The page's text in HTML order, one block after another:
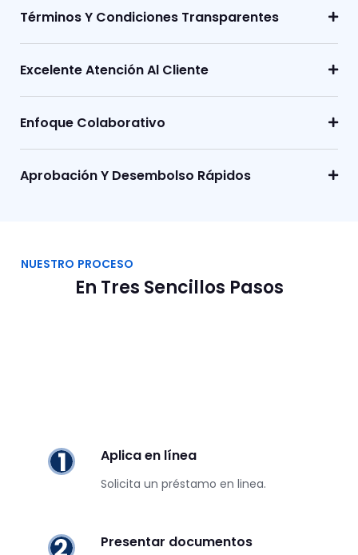
Términos Y Condiciones Transparentes
Excelente Atención Al Cliente
Enfoque Colaborativo
Aprobación Y Desembolso Rápidos
NUESTRO PROCESO
En Tres Sencillos Pasos
Aplica en línea
Solicita un préstamo en linea.
Presentar documentos